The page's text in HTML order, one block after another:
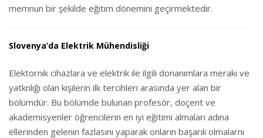
memnun bir şekilde eğitim dönemini geçirmektedir.
Slovenya’da Elektrik Mühendisliği
Elektornik cihazlara ve elektrik ile ilgili donanımlara merakı ve
yatknlığı olan kişilerin ilk tercihleri arasında yer alan bir
bölümdür. Bu bölümde bulunan profesör, doçent ve
akademisyenler öğrencilerin en iyi eğitimi almaları adına
ellerinden gelenin fazlasını yaparak onların başarılı olmalarnı